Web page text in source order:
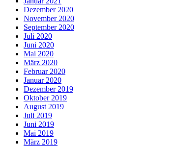
Dezember 2020
November 2020
September 2020
Juli 2020
Juni 2020
Mai 2020
März 2020
Februar 2020
Januar 2020
Dezember 2019
Oktober 2019
August 2019
Juli 2019
Juni 2019
Mai 2019
März 2019